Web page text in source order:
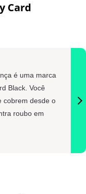
Card
é uma marca
Black. Você
cobrem desde o
roubo em